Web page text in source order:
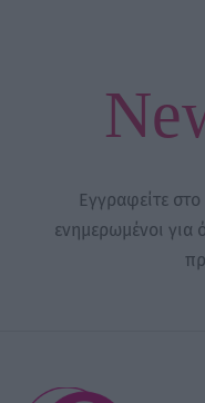
Εγγραφείτε
ενημερωμένοι για